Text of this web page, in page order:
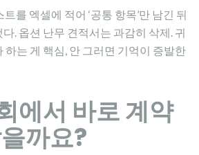
를 엑셀에 적어 ‘공통 항목’만 남긴 뒤
. 옵션 난무 견적서는 과감히 삭제. 귀
하는 게 핵심, 안 그러면 기억이 증발한
에서 바로 계약
까요?